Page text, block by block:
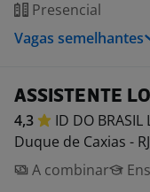
Presencial
Vagas semelhantes
ASSISTENTE
4,3 ID DO BRASIL
Duque de Caxias - RJ
A combinar